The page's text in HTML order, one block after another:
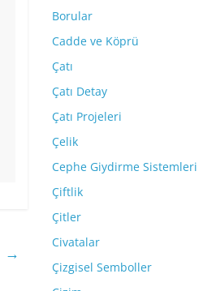
→
Borular
Cadde ve Köprü
Çatı
Çatı Detay
Çatı Projeleri
Çelik
Cephe Giydirme Sistemleri
Çiftlik
Çitler
Civatalar
Çizgisel Semboller